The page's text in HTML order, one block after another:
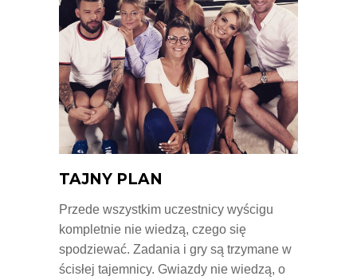
TAJNY PLAN
Przede wszystkim uczestnicy wyścigu
kompletnie nie wiedzą, czego się
spodziewać. Zadania i gry są trzymane w
ścisłej tajemnicy. Gwiazdy nie wiedzą, o